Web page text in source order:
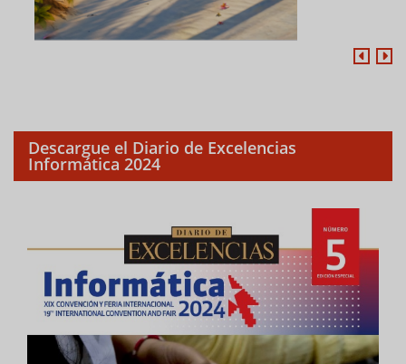
Descargue el Diario de Excelencias
Informática 2024